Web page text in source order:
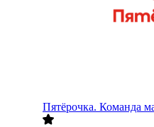
Пятёрочка. Команда